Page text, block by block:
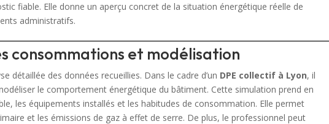
fiable. Elle donne un aperçu concret de la situation énergétique réelle de
administratifs.
consommations et modélisation
détaillée des données recueillies. Dans le cadre d’un DPE collectif à Lyon, il
le comportement énergétique du bâtiment. Cette simulation prend en
les équipements installés et les habitudes de consommation. Elle permet
et les émissions de gaz à effet de serre. De plus, le professionnel peut